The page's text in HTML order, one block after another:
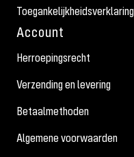
Toegankelijkheidsverklaring
Account
Herroepingsrecht
Verzending en levering
Betaalmethoden
Algemene voorwaarden